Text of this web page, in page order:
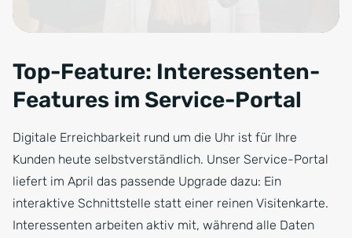
Top-Feature: Interessenten-
Features im Service-Portal
Digitale Erreichbarkeit rund um die Uhr ist für Ihre
Kunden heute selbstverständlich. Unser Service-Portal
liefert im April das passende Upgrade dazu: Ein
interaktive Schnittstelle statt einer reinen Visitenkarte.
Interessenten arbeiten aktiv mit, während alle Daten